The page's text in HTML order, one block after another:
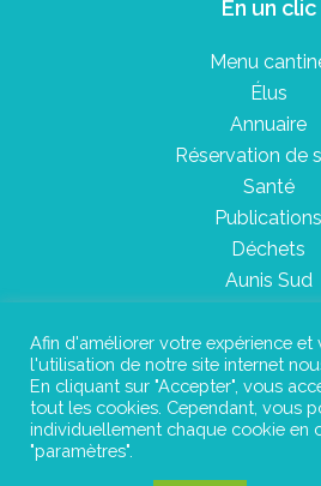
En un clic
Menu
Élus
Annuaire
Réservation de
Santé
Publications
Déchets
Aunis Sud
Plan du site
Mentions
Afin d'améliorer votre expérience et
l'utilisation de notre site internet
En cliquant sur "Accepter", vous
tout les cookies. Cependant, vous
individuellement chaque cookie en
"paramètres".